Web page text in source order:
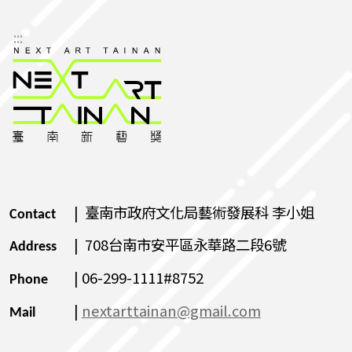
:::
Contact | 臺南市政府文化局藝術發展科 李小姐
Address | 708台南市安平區永華路二段6號
Phone | 06-299-1111#8752
Mail | nextarttainan@gmail.com